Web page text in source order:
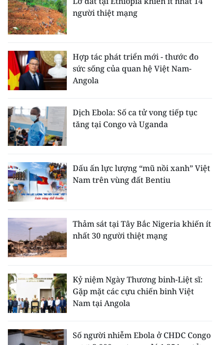
người thiệt mạng
Hợp tác phát triển mới - thước đo
sức sống của quan hệ Việt Nam-
Angola
Dịch Ebola: Số ca tử vong tiếp tục
tăng tại Congo và Uganda
Dấu ấn lực lượng “mũ nồi xanh” Việt
Nam trên vùng đất Bentiu
Thảm sát tại Tây Bắc Nigeria khiến ít
nhất 30 người thiệt mạng
Kỷ niệm Ngày Thương binh-Liệt sĩ:
Gặp mặt các cựu chiến binh Việt
Nam tại Angola
Số người nhiễm Ebola ở CHDC Congo